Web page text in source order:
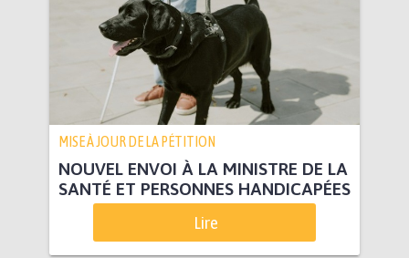
MISE À JOUR DE LA PÉTITION
NOUVEL ENVOI À LA MINISTRE DE LA
SANTÉ ET PERSONNES HANDICAPÉES
Lire